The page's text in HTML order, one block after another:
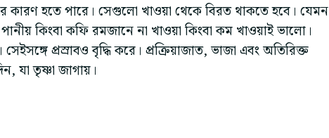
কারণ হতে পারে। সেগুলো খাওয়া থেকে বিরত থাকতে হবে। যেমন
কিংবা কফি রমজানে না খাওয়া কিংবা কম খাওয়াই ভালো।
প্রস্রাবও বৃদ্ধি করে। প্রক্রিয়াজাত, ভাজা এবং অতিরিক্ত
যা তৃষ্ণা জাগায়।